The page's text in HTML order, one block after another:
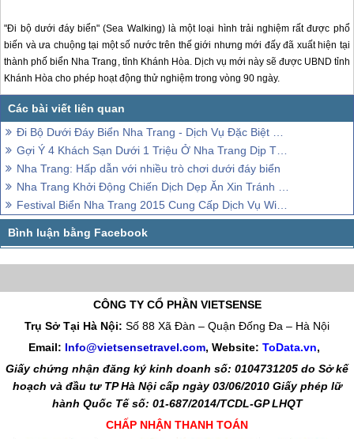
"Đi bộ dưới đáy biển" (Sea Walking) là một loại hình trải nghiệm rất được phổ
biến và ưa chuộng tại một số nước trên thế giới nhưng mới đấy đã xuất hiện tại
thành phố biển Nha Trang , tỉnh Khánh Hòa. Dịch vụ mới này sẽ được UBND tỉnh
Khánh Hòa cho phép hoạt động thử nghiệm trong vòng 90 ngày.
Đi Bộ Dưới Đáy Biển Nha Trang - Dịch Vụ Đặc Biệt Của Nha Trang
Gợi Ý 4 Khách Sạn Dưới 1 Triệu Ở Nha Trang Dịp Tết Âm Lịch
Nha Trang: Hấp dẫn với nhiều trò chơi dưới đáy biển
Nha Trang Khởi Động Chiến Dịch Dẹp Ăn Xin Tránh Làm Phiền khách thăm quan
Festival Biển Nha Trang 2015 Cung Cấp Dịch Vụ Wifi Miễn Phí
CÔNG TY CỔ PHẦN VIETSENSE
Trụ Sở Tại Hà Nội: Số 88 Xã Đàn – Quận Đống Đa – Hà Nội
Email: Info@vietsensetravel.com, Website: ToData.vn,
Giấy chứng nhận đăng ký kinh doanh số: 0104731205 do Sở kế
hoạch và đầu tư TP Hà Nội cấp ngày 03/06/2010 Giấy phép lữ
hành Quốc Tế số: 01-687/2014/TCDL-GP LHQT
CHẤP NHẬN THANH TOÁN